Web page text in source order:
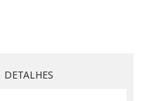
DETALHES